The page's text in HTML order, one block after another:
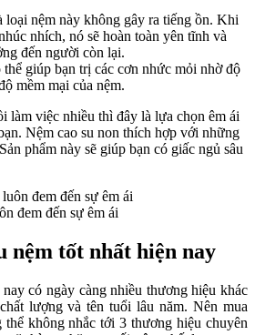
loại nệm này không gây ra tiếng ồn. Khi
nhích, nó sẽ hoàn toàn yên tĩnh và
đến người còn lại.
thể giúp bạn trị các cơn nhức mỏi nhờ độ
mềm mại của nệm.
làm việc nhiều thì đây là lựa chọn êm ái
Nệm cao su non thích hợp với những
phẩm này sẽ giúp bạn có giấc ngủ sâu
đem đến sự êm ái
nệm tốt nhất hiện nay
có ngày càng nhiều thương hiệu khác
lượng và tên tuổi lâu năm. Nên mua
không nhắc tới 3 thương hiệu chuyên